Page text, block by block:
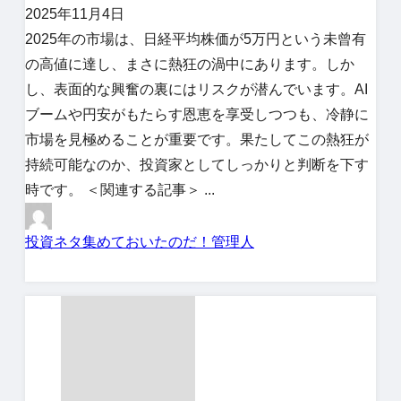
2025年11月4日
2025年の市場は、日経平均株価が5万円という未曾有
の高値に達し、まさに熱狂の渦中にあります。しか
し、表面的な興奮の裏にはリスクが潜んでいます。AI
ブームや円安がもたらす恩恵を享受しつつも、冷静に
市場を見極めることが重要です。果たしてこの熱狂が
持続可能なのか、投資家としてしっかりと判断を下す
時です。 ＜関連する記事＞ ...
投資ネタ集めておいたのだ！管理人